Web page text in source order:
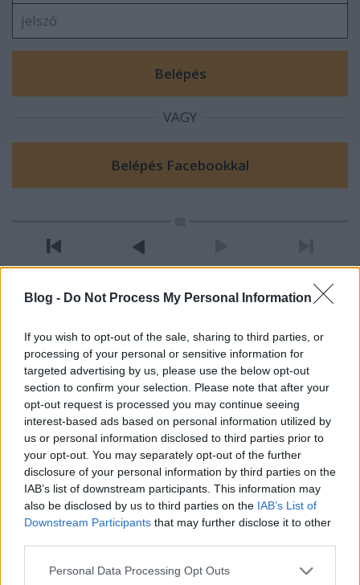
Blog - Do Not Process My Personal Information
If you wish to opt-out of the sale, sharing to third parties, or
processing of your personal or sensitive information for
targeted advertising by us, please use the below opt-out
section to confirm your selection. Please note that after your
opt-out request is processed you may continue seeing
interest-based ads based on personal information utilized by
us or personal information disclosed to third parties prior to
your opt-out. You may separately opt-out of the further
disclosure of your personal information by third parties on the
IAB’s list of downstream participants. This information may
also be disclosed by us to third parties on the IAB’s List of
Downstream Participants that may further disclose it to other
Please note that this website/app uses one or more Google
Personal Data Processing Opt Outs
VAGY
13 éve
@Nikosi:
Ne tekintsd látomásaidat valóságnak: "Meg ugye
lehetne kicsit kisebb a beszedet pénzek szétlopása
is."
s
13 éve
: Fogalmi zavaraid vannak, hülyegyerek.
56 forradalom volt, a mostani hivatalos álláspont
szerint legalábbis. Lapozd át a propaganda könyvet,